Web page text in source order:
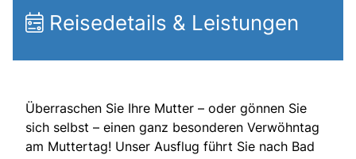
Reisedetails & Leistungen
Überraschen Sie Ihre Mutter – oder gönnen Sie
sich selbst – einen ganz besonderen Verwöhntag
am Muttertag! Unser Ausflug führt Sie nach Bad